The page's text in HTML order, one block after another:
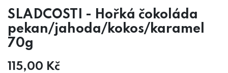
SLADCOSTI - Hořká čokoláda
pekan/jahoda/kokos/karamel
70g
115,00 Kč